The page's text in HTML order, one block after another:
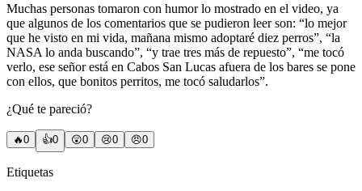
Muchas personas tomaron con humor lo mostrado en el video, ya
que algunos de los comentarios que se pudieron leer son: “lo mejor
que he visto en mi vida, mañana mismo adoptaré diez perros”, “la
NASA lo anda buscando”, “y trae tres más de repuesto”, “me tocó
verlo, ese señor está en Cabos San Lucas afuera de los bares se pone
con ellos, que bonitos perritos, me tocó saludarlos”.
¿Qué te pareció?
🔥0 👍0 😲0 😢0 😠0
Etiquetas